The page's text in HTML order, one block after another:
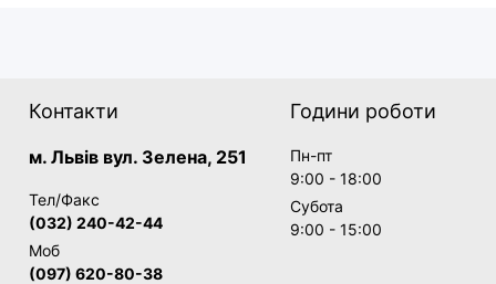
Контакти
м. Львів вул. Зелена, 251
Тел/Факс
(032) 240-42-44
Моб
(097) 620-80-38
Години роботи
Пн-пт
9:00 - 18:00
Субота
9:00 - 15:00